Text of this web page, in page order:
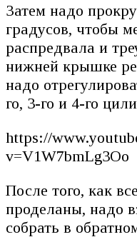
Затем надо
градусов, чтобы
распредвала и
нижней крышке
надо
го, 3-го и 4-го
https://
v=V1W7bmLg3Oo
После того, как
проделаны, надо
собрать в